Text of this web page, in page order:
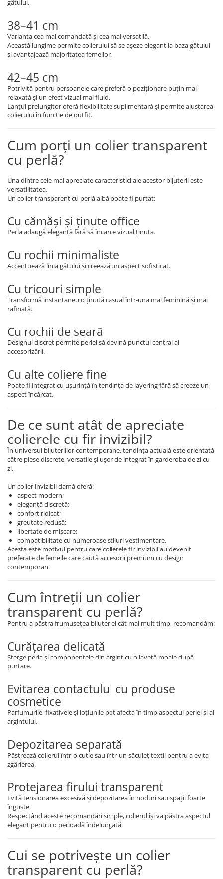
gâtului.
38–41 cm
Varianta cea mai comandată și cea mai versatilă.
Această lungime permite colierului să se așeze elegant la baza gâtului
și avantajează majoritatea femeilor.
42–45 cm
Potrivită pentru persoanele care preferă o poziționare puțin mai
relaxată și un efect vizual mai fluid.
Lanțul prelungitor oferă flexibilitate suplimentară și permite ajustarea
colierului în funcție de outfit.
Cum porți un colier transparent
cu perlă?
Una dintre cele mai apreciate caracteristici ale acestor bijuterii este
versatilitatea.
Un colier transparent cu perlă albă poate fi purtat:
Cu cămăși și ținute office
Perla adaugă eleganță fără să încarce vizual ținuta.
Cu rochii minimaliste
Accentuează linia gâtului și creează un aspect sofisticat.
Cu tricouri simple
Transformă instantaneu o ținută casual într-una mai feminină și mai
rafinată.
Cu rochii de seară
Designul discret permite perlei să devină punctul central al
accesorizării.
Cu alte coliere fine
Poate fi integrat cu ușurință în tendința de layering fără să creeze un
aspect încărcat.
De ce sunt atât de apreciate
colierele cu fir invizibil?
În universul bijuteriilor contemporane, tendința actuală este orientată
către piese discrete, versatile și ușor de integrat în garderoba de zi cu
zi.
Un colier invizibil damă oferă:
aspect modern;
eleganță discretă;
confort ridicat;
greutate redusă;
libertate de mișcare;
compatibilitate cu numeroase stiluri vestimentare.
Acesta este motivul pentru care colierele fir invizibil au devenit
preferate de femeile care caută accesorii premium cu design
contemporan.
Cum întreții un colier
transparent cu perlă?
Pentru a păstra frumusețea bijuteriei cât mai mult timp, recomandăm:
Curățarea delicată
Șterge perla și componentele din argint cu o lavetă moale după
purtare.
Evitarea contactului cu produse
cosmetice
Parfumurile, fixativele și loțiunile pot afecta în timp aspectul perlei și al
argintului.
Depozitarea separată
Păstrează colierul într-o cutie sau într-un săculeț textil pentru a evita
zgârierea.
Protejarea firului transparent
Evită tensionarea excesivă și depozitarea în noduri sau spații foarte
înguste.
Respectând aceste recomandări simple, colierul își va păstra aspectul
elegant pentru o perioadă îndelungată.
Cui se potrivește un colier
transparent cu perlă?